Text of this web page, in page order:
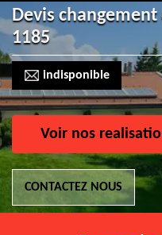
Devis
1185
indisponible
Voir nos
CONTACTEZ NOUS